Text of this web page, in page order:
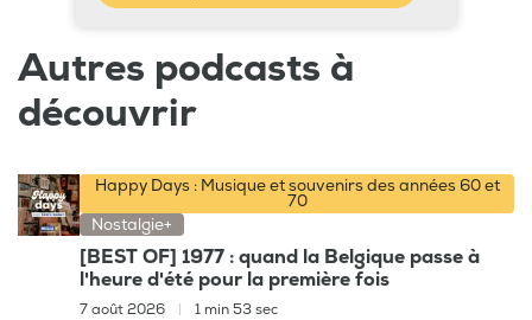
Autres podcasts à
découvrir
Happy Days : Musique et souvenirs des années 60 et
70
Nostalgie+
[BEST OF] 1977 : quand la Belgique passe à
l'heure d'été pour la première fois
7 août 2026 1 min 53 sec